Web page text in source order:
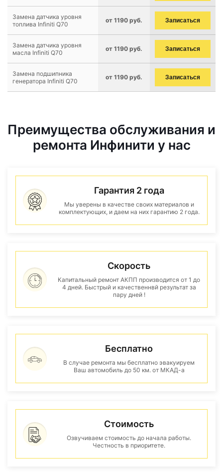
Замена датчика уровня
топлива Infiniti Q70
от 1190 руб. Записаться
Замена датчика уровня
масла Infiniti Q70
от 1190 руб. Записаться
Замена подшипника
генератора Infiniti Q70
от 1190 руб. Записаться
Преимущества обслуживания и
ремонта Инфинити у нас
Гарантия 2 года
Мы уверены в качестве своих материалов и
комплектующих, и даем на них гарантию 2 года.
Скорость
Капитальный ремонт АКПП производится от 1 до
4 дней. Быстрый и качественнвй результат за
пару дней !
Бесплатно
В случае ремонта мы бесплатно эвакуируем
Ваш автомобиль до 50 км. от МКАД-а
Стоимость
Озвучиваем стоимость до начала работы.
Честность в приоритете.